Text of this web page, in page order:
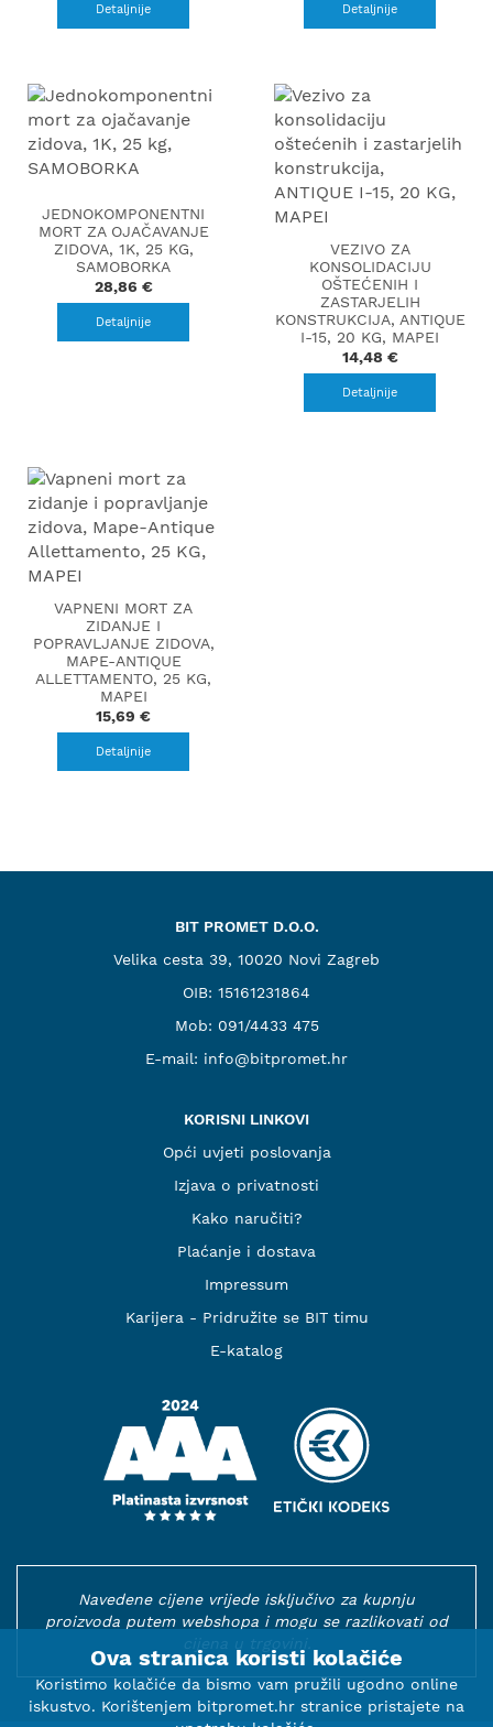
Detaljnije Detaljnije
JEDNOKOMPONENTNI
MORT ZA OJAČAVANJE
ZIDOVA, 1K, 25 KG,
SAMOBORKA
28,86 €
Detaljnije
VEZIVO ZA
KONSOLIDACIJU
OŠTEĆENIH I
ZASTARJELIH
KONSTRUKCIJA, ANTIQUE
I-15, 20 KG, MAPEI
14,48 €
Detaljnije
VAPNENI MORT ZA
ZIDANJE I
POPRAVLJANJE ZIDOVA,
MAPE-ANTIQUE
ALLETTAMENTO, 25 KG,
MAPEI
15,69 €
Detaljnije
BIT PROMET D.O.O.
Velika cesta 39, 10020 Novi Zagreb
OIB: 15161231864
Mob: 091/4433 475
E-mail: info@bitpromet.hr
KORISNI LINKOVI
Opći uvjeti poslovanja
Izjava o privatnosti
Kako naručiti?
Plaćanje i dostava
Impressum
Karijera - Pridružite se BIT timu
E-katalog
Navedene cijene vrijede isključivo za kupnju
proizvoda putem webshopa i mogu se razlikovati od
Ova stranica koristi kolačiće
Koristimo kolačiće da bismo vam pružili ugodno online
iskustvo. Korištenjem bitpromet.hr stranice pristajete na